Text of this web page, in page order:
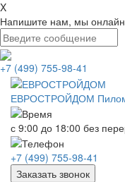
X
Напишите нам, мы
+7 (499) 755-98-41
ЕВРОСТРОЙДОМ
с 9:00 до 18:00 без
+7 (499) 755-98-41
Заказать звонок